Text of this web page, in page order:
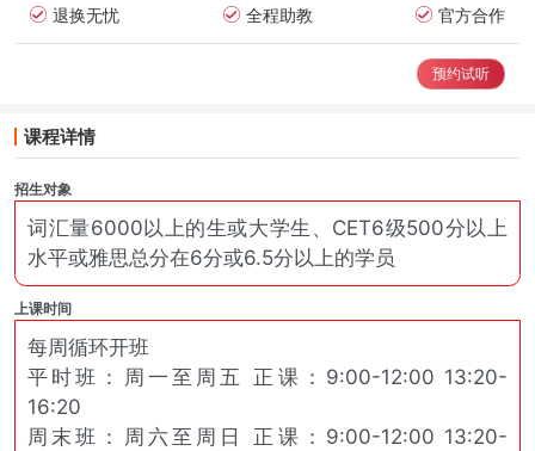
退换无忧 全程助教 官方合作
预约试听
课程详情
招生对象
词汇量6000以上的生或大学生、CET6级500分以上
水平或雅思总分在6分或6.5分以上的学员
上课时间
每周循环开班
平时班：周一至周五 正课：9:00-12:00 13:20-
16:20
周末班：周六至周日 正课：9:00-12:00 13:20-